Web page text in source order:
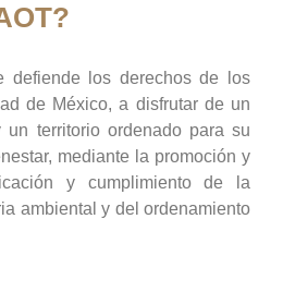
defiende los derechos de los
de México, a disfrutar de un
un territorio ordenado para su
mediante la promoción y
y cumplimiento de la
ambiental y del ordenamiento